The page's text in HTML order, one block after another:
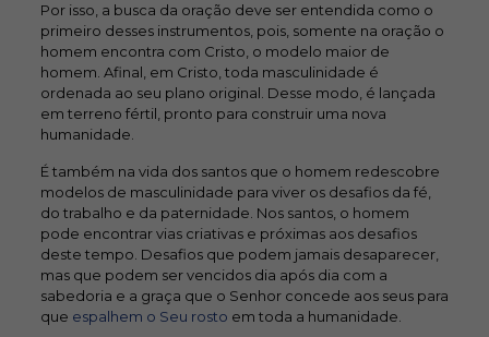
Por isso, a busca da oração deve ser entendida como o
primeiro desses instrumentos, pois, somente na oração o
homem encontra com Cristo, o modelo maior de
homem. Afinal, em Cristo, toda masculinidade é
ordenada ao seu plano original. Desse modo, é lançada
em terreno fértil, pronto para construir uma nova
humanidade.
É também na vida dos santos que o homem redescobre
modelos de masculinidade para viver os desafios da fé,
do trabalho e da paternidade. Nos santos, o homem
pode encontrar vias criativas e próximas aos desafios
deste tempo. Desafios que podem jamais desaparecer,
mas que podem ser vencidos dia após dia com a
sabedoria e a graça que o Senhor concede aos seus para
que espalhem o Seu rosto em toda a humanidade.